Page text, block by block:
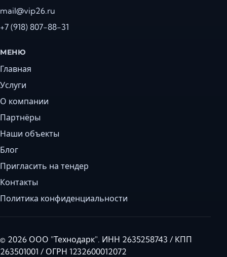
mail@vip26.ru
+7 (918) 807-88-31
МЕНЮ
Главная
Услуги
О компании
Партнёры
Наши объекты
Блог
Пригласить на тендер
Контакты
Политика конфиденциальности
© 2026 ООО "Технодарк". ИНН 2635258743 / КПП
263501001 / ОГРН 1232600012072